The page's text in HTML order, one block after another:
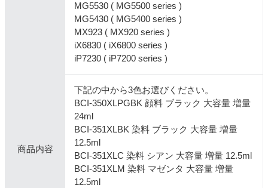
MG5530 ( MG5500 series )
MG5430 ( MG5400 series )
MX923 ( MX920 series )
iX6830 ( iX6800 series )
iP7230 ( iP7200 series )
商品内容
下記の中から3色お選びください。
BCI-350XLPGBK 顔料 ブラック 大容量 増量
24ml
BCI-351XLBK 染料 ブラック 大容量 増量
12.5ml
BCI-351XLC 染料 シアン 大容量 増量 12.5ml
BCI-351XLM 染料 マゼンタ 大容量 増量
12.5ml